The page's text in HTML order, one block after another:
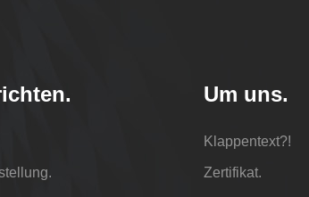
Um uns.
Klappentext?!
Zertifikat.